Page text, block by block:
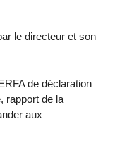
le directeur et son
de déclaration
rapport de la
aux